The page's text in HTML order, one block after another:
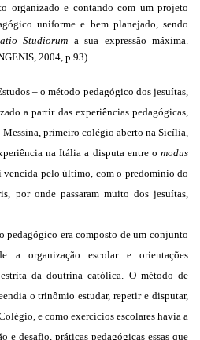
organizado e contando com um projeto
uniforme e bem planejado, sendo
Studiorum a sua expressão máxima.
2004, p.93)
– o método pedagógico dos jesuítas,
a partir das experiências pedagógicas,
primeiro colégio aberto na Sicília,
na Itália a disputa entre o modus
vencida pelo último, com o predomínio do
por onde passaram muito dos jesuítas,
pedagógico era composto de um conjunto
a organização escolar e orientações
da doutrina católica. O método de
o trinômio estudar, repetir e disputar,
e como exercícios escolares havia a
e desafio, práticas pedagógicas essas que